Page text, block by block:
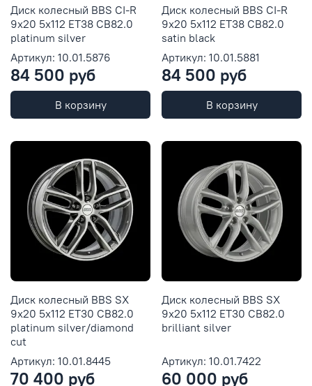
Диск колесный BBS CI-R
9x20 5x112 ET38 CB82.0
platinum silver
Артикул: 10.01.5876
84 500 руб
В корзину
Диск колесный BBS CI-R
9x20 5x112 ET38 CB82.0
satin black
Артикул: 10.01.5881
84 500 руб
В корзину
Диск колесный BBS SX
9x20 5x112 ET30 CB82.0
platinum silver/diamond
cut
Артикул: 10.01.8445
70 400 руб
Диск колесный BBS SX
9x20 5x112 ET30 CB82.0
brilliant silver
Артикул: 10.01.7422
60 000 руб